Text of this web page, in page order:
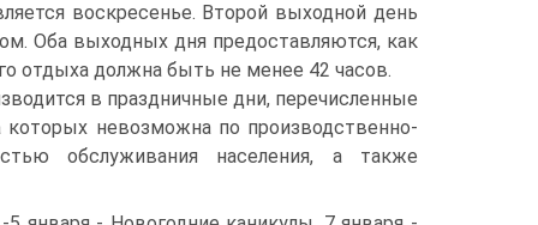
воскресенье. Второй выходной день
Оба выходных дня предоставляются, как
отдыха должна быть не менее 42 часов.
в праздничные дни, перечисленные
невозможна по производственно-
обслуживания населения, а также